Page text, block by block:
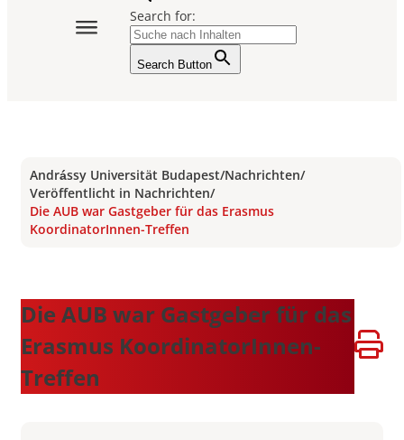
Search for:
Search Button
Andrássy Universität Budapest/Nachrichten/
Veröffentlicht in Nachrichten/
Die AUB war Gastgeber für das Erasmus
KoordinatorInnen-Treffen
Die AUB war Gastgeber für das
Erasmus KoordinatorInnen-
Treffen